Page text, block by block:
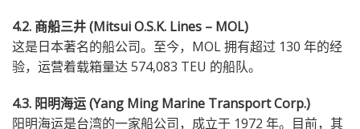
4.2. 商船三井 (Mitsui O.S.K. Lines – MOL)
这是日本著名的船公司。至今，MOL 拥有超过 130 年的经
验，运营着载箱量达 574,083 TEU 的船队。
4.3. 阳明海运 (Yang Ming Marine Transport Corp.)
阳明海运是台湾的一家船公司，成立于 1972 年。目前，其